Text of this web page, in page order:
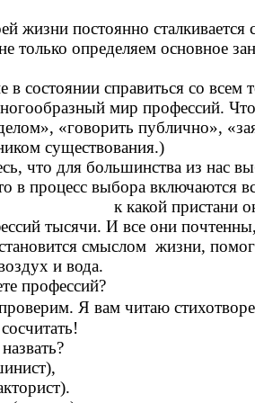
жизни постоянно
только определяем основное
состоянии справиться со всем
мир профессий.
«говорить публично»,
существования.)
что для большинства из
в процесс выбора включаются
к какой пристани
тысячи. И все они
смыслом жизни,
и вода.
профессий?
Я вам читаю